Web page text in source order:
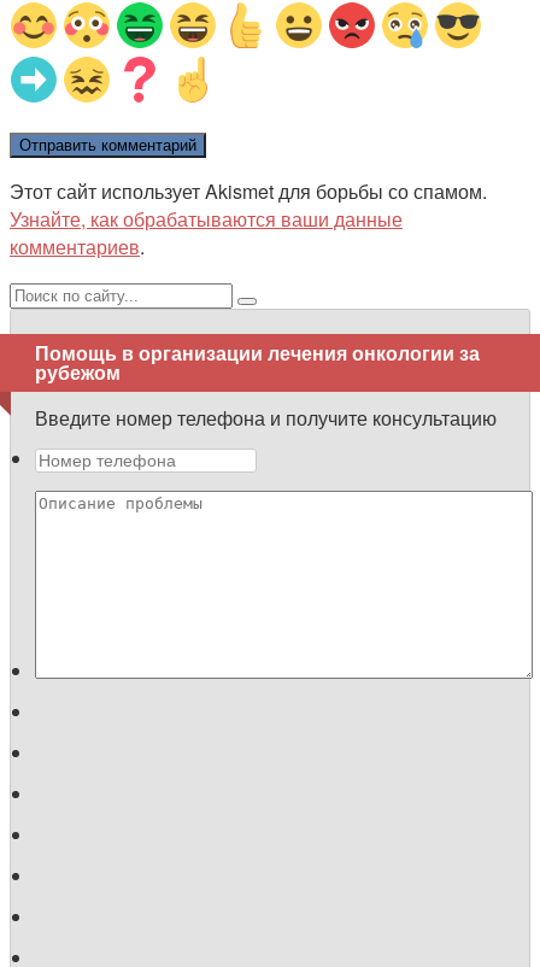
Этот сайт использует Akismet для борьбы со спамом.
Узнайте, как обрабатываются ваши данные
комментариев.
Поиск:
Помощь в организации лечения онкологии за
рубежом
Введите номер телефона и получите консультацию